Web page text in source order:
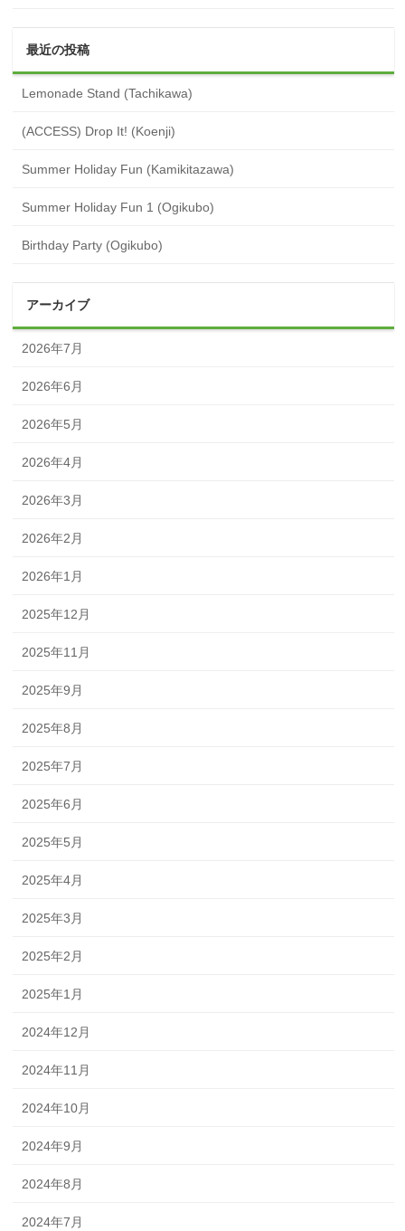
最近の投稿
Lemonade Stand (Tachikawa)
(ACCESS) Drop It! (Koenji)
Summer Holiday Fun (Kamikitazawa)
Summer Holiday Fun 1 (Ogikubo)
Birthday Party (Ogikubo)
アーカイブ
2026年7月
2026年6月
2026年5月
2026年4月
2026年3月
2026年2月
2026年1月
2025年12月
2025年11月
2025年9月
2025年8月
2025年7月
2025年6月
2025年5月
2025年4月
2025年3月
2025年2月
2025年1月
2024年12月
2024年11月
2024年10月
2024年9月
2024年8月
2024年7月